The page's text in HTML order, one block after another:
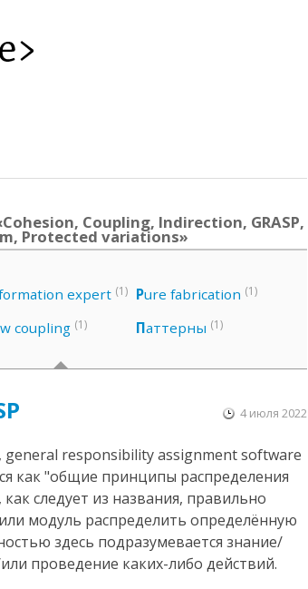
Coupling, Indirection, GRASP,
Protected variations»
expert (1)
coupling (1)
Pure fabrication (1)
Паттерны (1)
4 июля 2022
general responsibility assignment software
как "общие принципы распределения
следует из названия, правильно
модуль распределить определённую
здесь подразумевается знание/
проведение каких-либо действий.